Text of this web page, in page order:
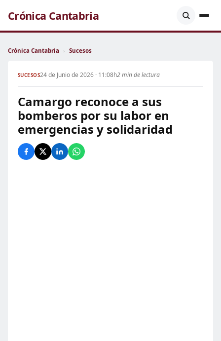
Crónica Cantabria
Crónica Cantabria › Sucesos
SUCESOS24 de Junio de 2026 · 11:08h2 min de lectura
Camargo reconoce a sus
bomberos por su labor en
emergencias y solidaridad